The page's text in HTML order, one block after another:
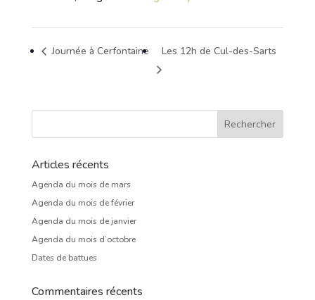
Journée à Cerfontaine Les 12h de Cul-des-Sarts
Articles récents
Agenda du mois de mars
Agenda du mois de février
Agenda du mois de janvier
Agenda du mois d’octobre
Dates de battues
Commentaires récents